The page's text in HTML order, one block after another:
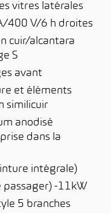
vitres latérales
400 V/6 h droites
cuir/alcantara
S
avant
et éléments
similicuir
anodisé
dans la
intégrale)
passager) -11kW
5 branches